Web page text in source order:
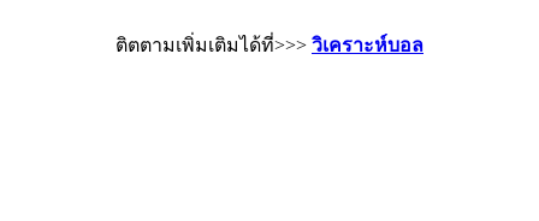
ติตตามเพิ่มเติมได้ที่>>> วิเคราะห์บอล